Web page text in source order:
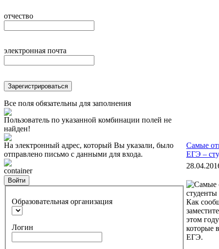
отчество
электронная почта
Зарегистрироваться
Все поля обязательны для заполнения
Пользователь по указанной комбинации полей не
найден!
На электронный адрес, который Вы указали, было
отправлено письмо с данными для входа.
container
Войти
Образовательная организация
Логин
Самые
ЕГЭ –
Как
этом
которые
ЕГЭ.